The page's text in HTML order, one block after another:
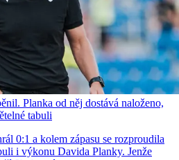
Planka od něj dostává naloženo,
tabuli
0:1 a kolem zápasu se rozproudila
i výkonu Davida Planky. Jenže